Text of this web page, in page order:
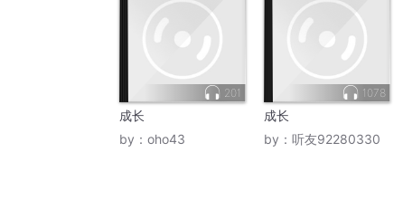
201
成长
by： oho43
1078
成长
by： 听友92280330